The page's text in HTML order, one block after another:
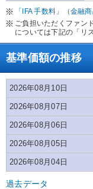
「IFA 手数料」（金融
ご負担いただくファン
については下記の「リ
基準価額の推移
2026年08月10日
2026年08月07日
2026年08月06日
2026年08月05日
2026年08月04日
過去データ